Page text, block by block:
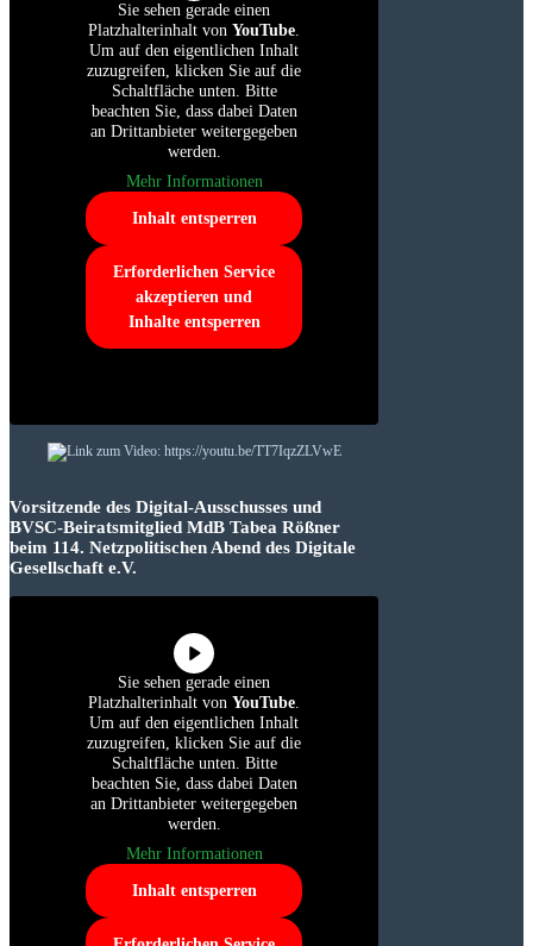
Sie sehen gerade einen
Platzhalterinhalt von YouTube.
Um auf den eigentlichen Inhalt
zuzugreifen, klicken Sie auf die
Schaltfläche unten. Bitte
beachten Sie, dass dabei Daten
an Drittanbieter weitergegeben
werden.
Mehr Informationen
Inhalt entsperren
Erforderlichen Service
akzeptieren und
Inhalte entsperren
Vorsitzende des Digital-Ausschusses und
BVSC-Beiratsmitglied MdB Tabea Rößner
beim 114. Netzpolitischen Abend des Digitale
Gesellschaft e.V.
Sie sehen gerade einen
Platzhalterinhalt von YouTube.
Um auf den eigentlichen Inhalt
zuzugreifen, klicken Sie auf die
Schaltfläche unten. Bitte
beachten Sie, dass dabei Daten
an Drittanbieter weitergegeben
werden.
Mehr Informationen
Inhalt entsperren